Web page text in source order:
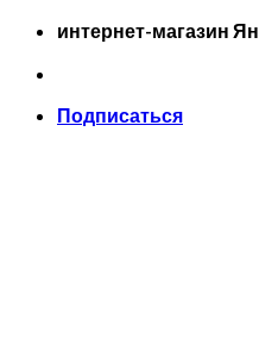
Skip
content
интернет-магазин
Подписаться